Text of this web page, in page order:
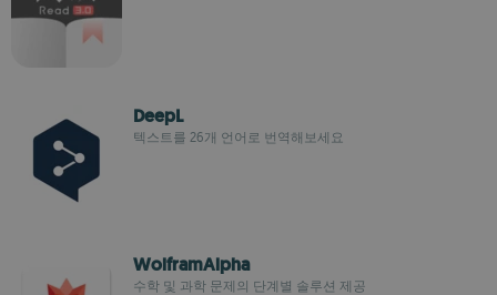
DeepL
텍스트를 26개 언어로 번역해보세요
WolframAlpha
수학 및 과학 문제의 단계별 솔루션 제공